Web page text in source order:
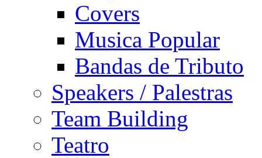
Covers
Musica Popular
Bandas de Tributo
Speakers / Palestras
Team Building
Teatro